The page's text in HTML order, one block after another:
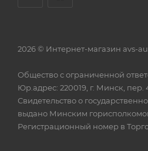
2026 © Интернет-магазин avs-
Общество с ограниченной
Юр.адрес: 220019, г. Минск,
Свидетельство о
выдано Минским
Регистрационный номер в